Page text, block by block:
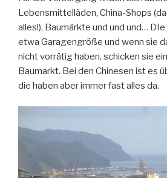
Lebensmittelläden, China-Shops
alles!), Baumärkte und und und…
etwa Garagengröße und wenn sie
nicht vorrätig haben, schicken sie
Baumarkt. Bei den Chinesen ist es
die haben aber immer fast alles da.